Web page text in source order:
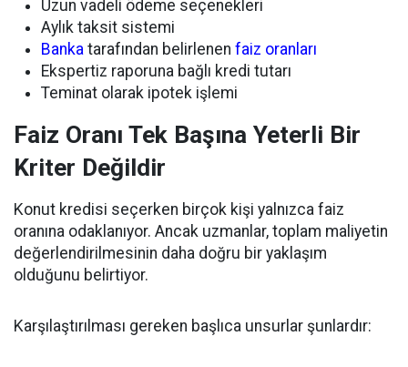
Uzun vadeli ödeme seçenekleri
Aylık taksit sistemi
Banka tarafından belirlenen faiz oranları
Ekspertiz raporuna bağlı kredi tutarı
Teminat olarak ipotek işlemi
Faiz Oranı Tek Başına Yeterli Bir
Kriter Değildir
Konut kredisi seçerken birçok kişi yalnızca faiz
oranına odaklanıyor. Ancak uzmanlar, toplam maliyetin
değerlendirilmesinin daha doğru bir yaklaşım
olduğunu belirtiyor.
Karşılaştırılması gereken başlıca unsurlar şunlardır: